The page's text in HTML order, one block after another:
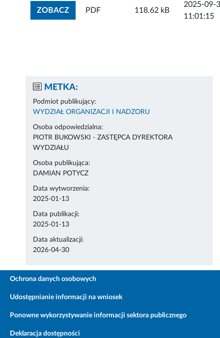
ZOBACZZOBACZ ZAŁĄCZNIK
PDF 118.62 kB
2025-09-
11:01:15
METKA:
Podmiot publikujący:
WYDZIAŁ ORGANIZACJI I NADZORU
Osoba odpowiedzialna:
PIOTR BUKOWSKI - ZASTĘPCA DYREKTORA
WYDZIAŁU
Osoba publikująca:
DAMIAN POTYCZ
Data wytworzenia:
2025-01-13
Data publikacji:
2025-01-13
Data aktualizacji:
2026-04-30
Ochrona danych osobowych
Udostępnianie informacji na wniosek
Ponowne wykorzystywanie informacji sektora publicznego
Deklaracja dostępności